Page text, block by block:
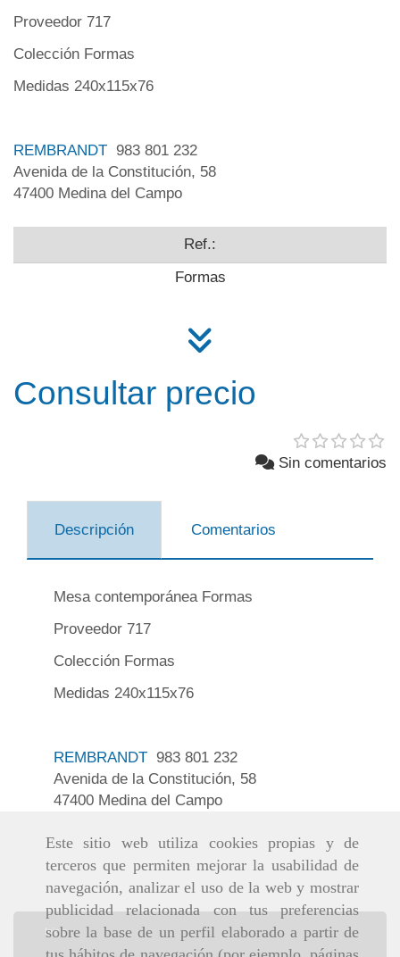
Este sitio web utiliza cookies propias y de
terceros que permiten mejorar la usabilidad de
navegación, analizar el uso de la web y mostrar
publicidad relacionada con tus preferencias
sobre la base de un perfil elaborado a partir de
Proveedor 717
Colección Formas
Medidas 240x115x76
REMBRANDT 983 801 232
Avenida de la Constitución, 58
47400 Medina del Campo
Ref.:
Formas
Consultar precio
Sin comentarios
Descripción Comentarios
Mesa contemporánea Formas
Proveedor 717
Colección Formas
Medidas 240x115x76
REMBRANDT 983 801 232
Avenida de la Constitución, 58
47400 Medina del Campo
Inicio